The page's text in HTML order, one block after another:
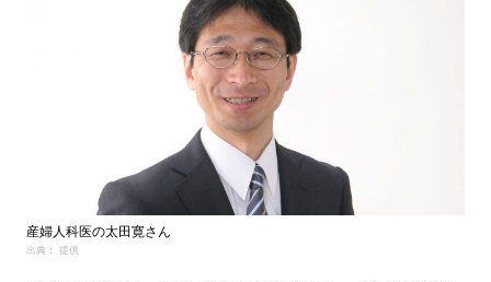
産婦人科医の太田寛さん
出典： 提供